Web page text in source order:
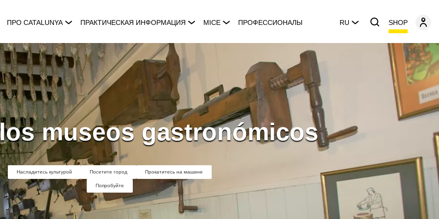
ПРО CATALUNYA ПРАКТИЧЕСКАЯ ИНФОРМАЦИЯ MICE ПРОФЕССИОНАЛЫ RU SHOP
museos gastronómicos
Насладитесь культурой Посетите город Прокатитесь на машине
Попробуйте